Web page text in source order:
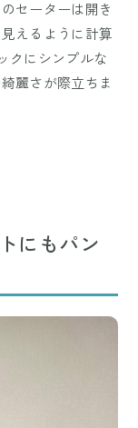
セーターは開き
えるように計算
クにシンプルな
麗さが際立ちま
にもパン